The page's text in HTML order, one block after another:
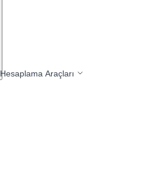
Hesaplama Araçları